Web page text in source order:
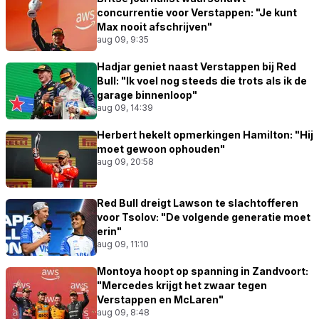
concurrentie voor Verstappen: "Je kunt
Max nooit afschrijven"
aug 09, 9:35
Hadjar geniet naast Verstappen bij Red
Bull: "Ik voel nog steeds die trots als ik de
garage binnenloop"
aug 09, 14:39
Herbert hekelt opmerkingen Hamilton: "Hij
moet gewoon ophouden"
aug 09, 20:58
Red Bull dreigt Lawson te slachtofferen
voor Tsolov: "De volgende generatie moet
erin"
aug 09, 11:10
Montoya hoopt op spanning in Zandvoort:
"Mercedes krijgt het zwaar tegen
Verstappen en McLaren"
aug 09, 8:48